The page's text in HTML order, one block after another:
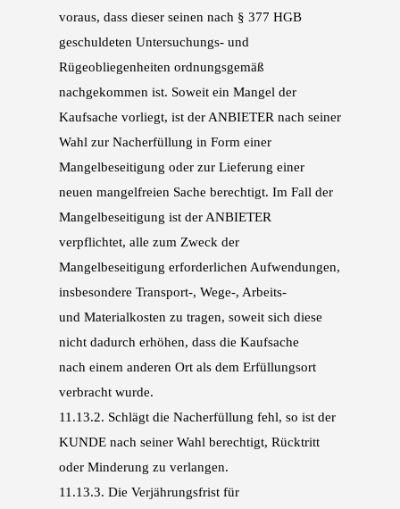
voraus, dass dieser seinen nach § 377 HGB
geschuldeten Untersuchungs- und
Rügeobliegenheiten ordnungsgemäß
nachgekommen ist. Soweit ein Mangel der
Kaufsache vorliegt, ist der ANBIETER nach seiner
Wahl zur Nacherfüllung in Form einer
Mangelbeseitigung oder zur Lieferung einer
neuen mangelfreien Sache berechtigt. Im Fall der
Mangelbeseitigung ist der ANBIETER
verpflichtet, alle zum Zweck der
Mangelbeseitigung erforderlichen Aufwendungen,
insbesondere Transport-, Wege-, Arbeits-
und Materialkosten zu tragen, soweit sich diese
nicht dadurch erhöhen, dass die Kaufsache
nach einem anderen Ort als dem Erfüllungsort
verbracht wurde.
11.13.2. Schlägt die Nacherfüllung fehl, so ist der
KUNDE nach seiner Wahl berechtigt, Rücktritt
oder Minderung zu verlangen.
11.13.3. Die Verjährungsfrist für